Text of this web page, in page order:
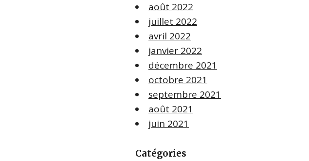
août 2022
juillet 2022
avril 2022
janvier 2022
décembre 2021
octobre 2021
septembre 2021
août 2021
juin 2021
Catégories